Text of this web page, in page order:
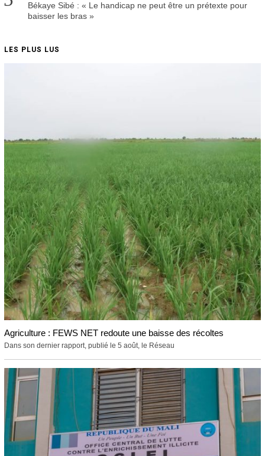
Békaye Sibé : « Le handicap ne peut être un prétexte pour
baisser les bras »
LES PLUS LUS
Agriculture : FEWS NET redoute une baisse des récoltes
Dans son dernier rapport, publié le 5 août, le Réseau